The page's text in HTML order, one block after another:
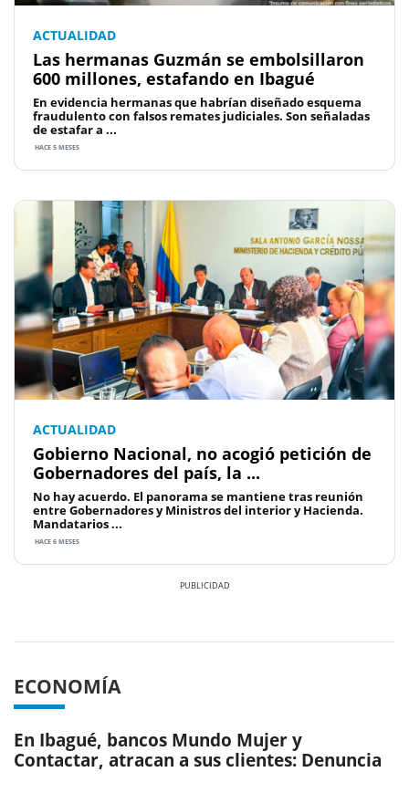
ACTUALIDAD
Las hermanas Guzmán se embolsillaron
600 millones, estafando en Ibagué
En evidencia hermanas que habrían diseñado esquema
fraudulento con falsos remates judiciales. Son señaladas
de estafar a ...
HACE 5 MESES
ACTUALIDAD
Gobierno Nacional, no acogió petición de
Gobernadores del país, la ...
No hay acuerdo. El panorama se mantiene tras reunión
entre Gobernadores y Ministros del interior y Hacienda.
Mandatarios ...
HACE 6 MESES
ECONOMÍA
En Ibagué, bancos Mundo Mujer y
Contactar, atracan a sus clientes: Denuncia